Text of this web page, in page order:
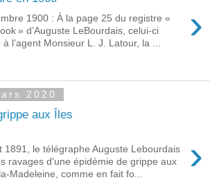
›
1900 : À la page 25 du registre «
» d’Auguste LeBourdais, celui-ci
l’agent Monsieur L. J. Latour, la ...
2020
aux Îles
›
1891, le télégraphe Auguste Lebourdais
ravages d'une épidémie de grippe aux
Madeleine, comme en fait fo...